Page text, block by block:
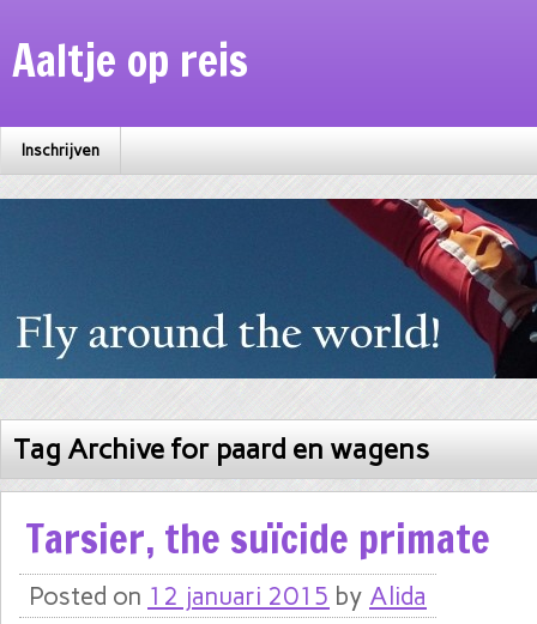
Aaltje op reis
Inschrijven
Tag Archive for paard en wagens
Tarsier, the suïcide primate
Posted on 12 januari 2015 by Alida